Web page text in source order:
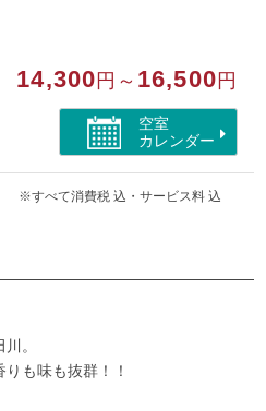
が見える
14,300 円～ 16,500 円
空室
カレンダー
※すべて消費税 込・サービス料 込
。
も味も抜群！！